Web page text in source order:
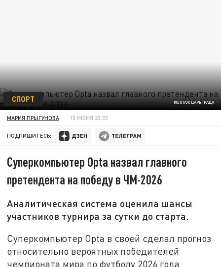
КОЛЛАЖ ЦАРЬГРАДА
СПОРТ
МАРИЯ ПРЫГУНОВА 10 ИЮНЯ 23:33
ПОДПИШИТЕСЬ:
Суперкомпьютер Opta назвал главного
претендента на победу в ЧМ-2026
Аналитическая система оценила шансы
участников турнира за сутки до старта.
Суперкомпьютер Opta в своей сделал прогноз
относительно вероятных победителей
чемпионата мира по футболу 2026 года.